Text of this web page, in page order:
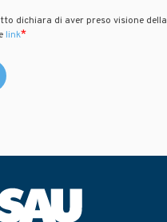
dichiara di aver preso visione
link*